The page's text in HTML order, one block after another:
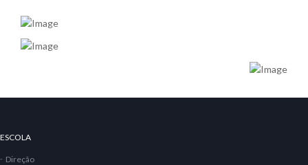
PALÁCIO REAL
ESCOLA
Direção